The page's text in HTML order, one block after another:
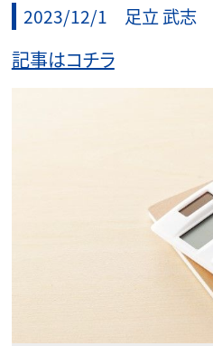
2023/12/1 足立 武志
記事はコチラ